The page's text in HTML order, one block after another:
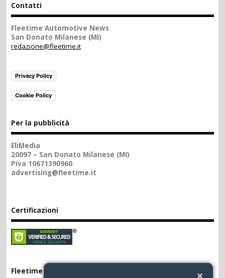
Contatti
Fleetime Automotive News
San Donato Milanese (MI)
redazione@fleetime.it
Privacy Policy
Cookie Policy
Per la pubblicità
EliMedia
20097 – San Donato Milanese (MI)
Piva 10671390960
advertising@fleetime.it
Certificazioni
Fleetime App